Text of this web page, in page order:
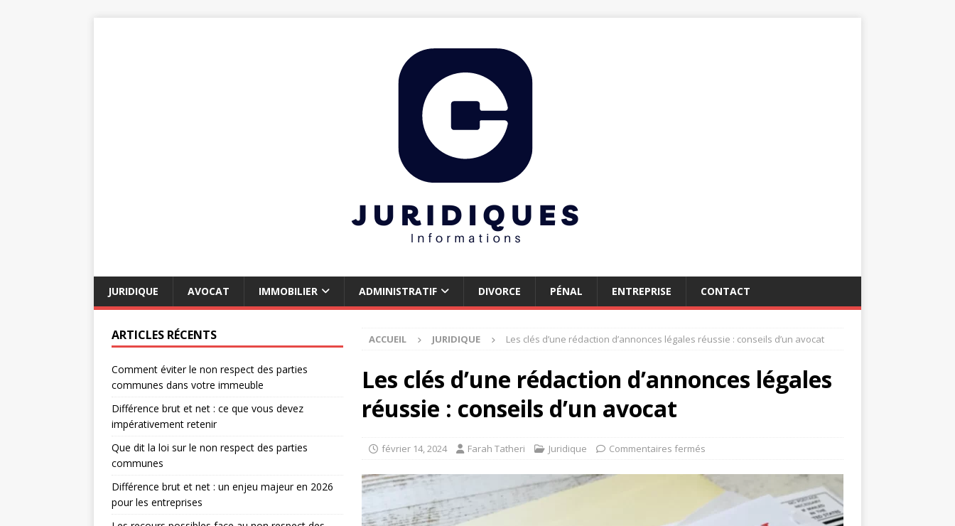
JURIDIQUE AVOCAT IMMOBILIER ADMINISTRATIF DIVORCE PÉNAL ENTREPRISE CONTACT
ACCUEIL JURIDIQUE Les clés d’une rédaction d’annonces légales réussie : conseils d’un avocat
Les clés d’une rédaction d’annonces légales
réussie : conseils d’un avocat
février 14, 2024 Farah Tatheri Juridique Commentaires fermés
ARTICLES RÉCENTS
Comment éviter le non respect des parties
communes dans votre immeuble
Différence brut et net : ce que vous devez
impérativement retenir
Que dit la loi sur le non respect des parties
communes
Différence brut et net : un enjeu majeur en 2026
pour les entreprises